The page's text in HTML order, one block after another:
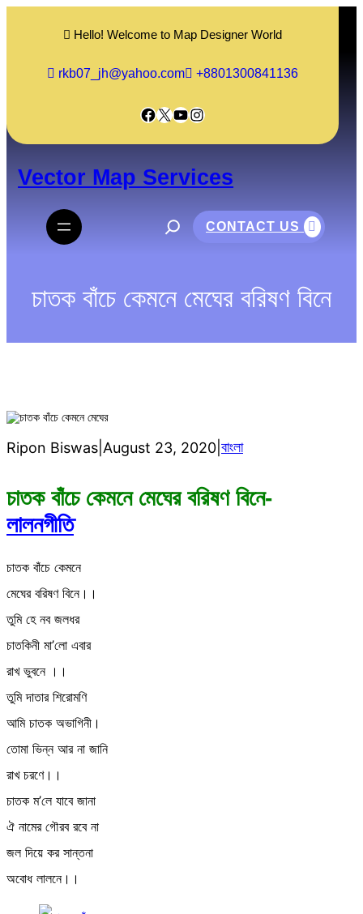
Hello! Welcome to Map Designer World
rkb07_jh@yahoo.com +8801300841136
Facebook
X YouTube
Instagram
Vector Map Services
CONTACT US
চাতক বাঁচে কেমনে মেঘের বরিষণ বিনে
Ripon Biswas August 23, 2020 বাংলা
চাতক বাঁচে কেমনে মেঘের বরিষণ বিনে-
লালনগীতি
চাতক বাঁচে কেমনে
মেঘের বরিষণ বিনে।।
তুমি হে নব জলধর
চাতকিনী মা’লো এবার
রাখ ভুবনে ।।
তুমি দাতার শিরোমণি
আমি চাতক অভাগিনী।
তোমা ভিন্ন আর না জানি
রাখ চরণে।।
চাতক ম’লে যাবে জানা
ঐ নামের গৌরব রবে না
জল দিয়ে কর সান্তনা
অবোধ লালনে।।